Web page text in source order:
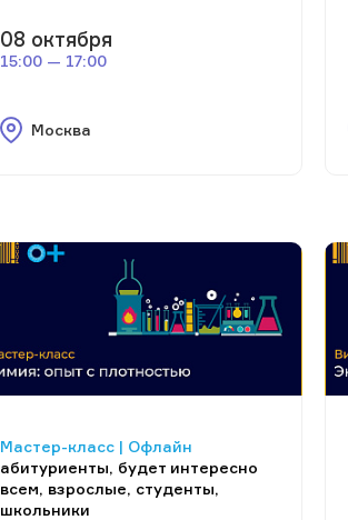
08 октября
15:00 — 17:00
Москва
Мастер-класс | Офлайн
абитуриенты, будет интересно
всем, взрослые, студенты,
школьники